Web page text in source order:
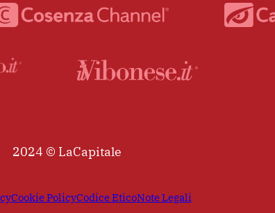
2024 © LaCapitale
Cookie PolicyCodice EticoNote Legali